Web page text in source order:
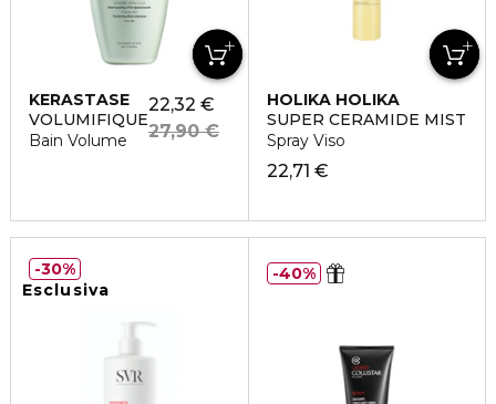
KERASTASE
VOLUMIFIQUE
Bain Volume
22,32 €
27,90 €
HOLIKA HOLIKA
SUPER CERAMIDE MIST
Spray Viso
22,71 €
Esclusiva
30% 40%